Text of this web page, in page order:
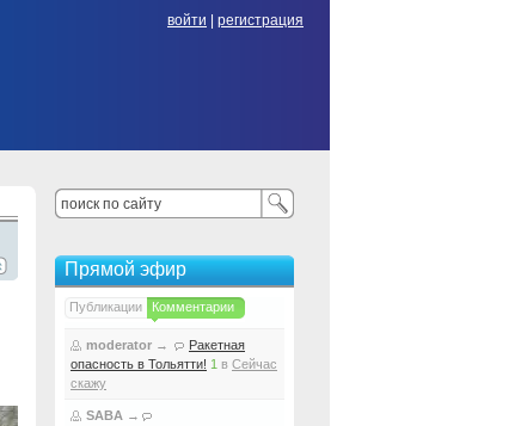
войти регистрация
Прямой эфир
Публикации Комментарии
moderator →
Ракетная
опасность в Тольятти! 1 в Сейчас
скажу
SABA →